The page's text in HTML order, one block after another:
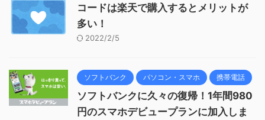
コードは楽天で購入するとメリットが
多い！
2022/2/5
ソフトバンク パソコン・スマホ 携帯電話
ソフトバンクに久々の復帰！1年間980
円のスマホデビュープランに加入しま